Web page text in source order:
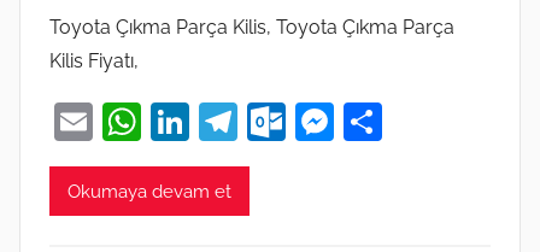
Toyota Çıkma Parça Kilis, Toyota Çıkma Parça
Kilis Fiyatı,
E
m
ai
W
h
at
Li
n
k
T
el
O
M
Okumaya devam et